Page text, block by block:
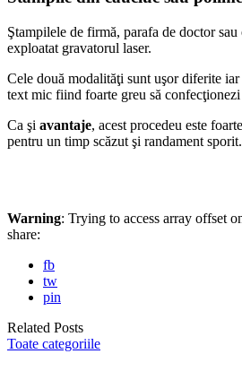
Ştampilele de firmă, parafa de doctor
exploatat gravatorul laser.
Cele două modalităţi sunt uşor diferite
text mic fiind foarte greu să
Ca şi avantaje, acest procedeu este
pentru un timp scăzut şi randament sporit.
Warning: Trying to access array offset
share:
fb
tw
pin
Related Posts
Toate categoriile